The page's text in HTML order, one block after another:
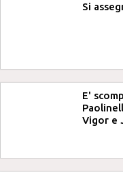
Si
E'
Vigor e